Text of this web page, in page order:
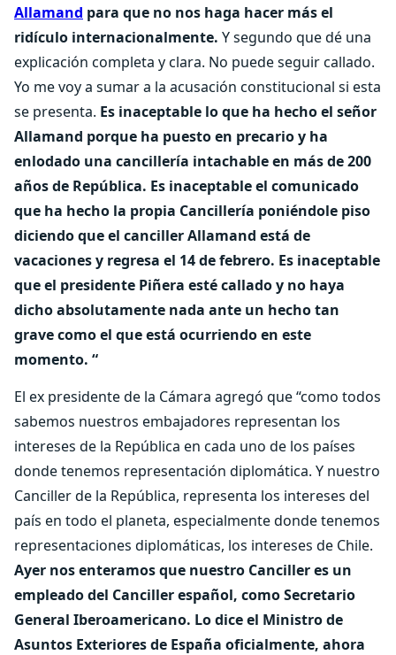
Allamand para que no nos haga hacer más el
ridículo internacionalmente. Y segundo que dé una
explicación completa y clara. No puede seguir callado.
Yo me voy a sumar a la acusación constitucional si esta
se presenta. Es inaceptable lo que ha hecho el señor
Allamand porque ha puesto en precario y ha
enlodado una cancillería intachable en más de 200
años de República. Es inaceptable el comunicado
que ha hecho la propia Cancillería poniéndole piso
diciendo que el canciller Allamand está de
vacaciones y regresa el 14 de febrero. Es inaceptable
que el presidente Piñera esté callado y no haya
dicho absolutamente nada ante un hecho tan
grave como el que está ocurriendo en este
momento. “
El ex presidente de la Cámara agregó que “como todos
sabemos nuestros embajadores representan los
intereses de la República en cada uno de los países
donde tenemos representación diplomática. Y nuestro
Canciller de la República, representa los intereses del
país en todo el planeta, especialmente donde tenemos
representaciones diplomáticas, los intereses de Chile.
Ayer nos enteramos que nuestro Canciller es un
empleado del Canciller español, como Secretario
General Iberoamericano. Lo dice el Ministro de
Asuntos Exteriores de España oficialmente, ahora